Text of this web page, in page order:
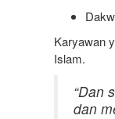
Karyawan
Islam.
“Dan
dan